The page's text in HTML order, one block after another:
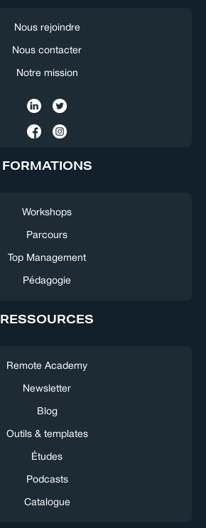
Nous rejoindre
Nous contacter
Notre mission
FORMATIONS
Workshops
Parcours
Top Management
Pédagogie
RESSOURCES
Remote Academy
Newsletter
Blog
Outils & templates
Études
Podcasts
Catalogue